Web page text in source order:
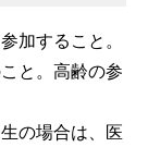
加すること。
と。高齢の参
の場合は、医